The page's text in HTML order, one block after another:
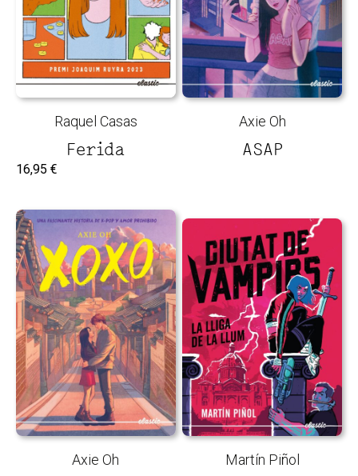
Raquel Casas
Ferida
16,95 €
Axie Oh
ASAP
Axie Oh Martín Piñol